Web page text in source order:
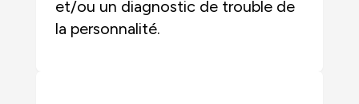
et/ou un diagnostic de trouble de
la personnalité.